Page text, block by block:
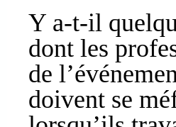
Y a-t-il
dont les
de
doivent se